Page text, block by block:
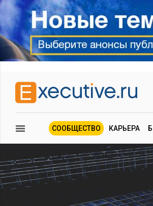
СООБЩЕСТВО КАРЬЕРА